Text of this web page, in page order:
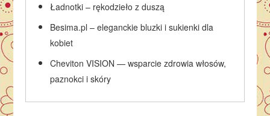
Ładnotki – rękodzieło z duszą
Besima.pl – eleganckie bluzki i sukienki dla
kobiet
Cheviton VISION — wsparcie zdrowia włosów,
paznokci i skóry